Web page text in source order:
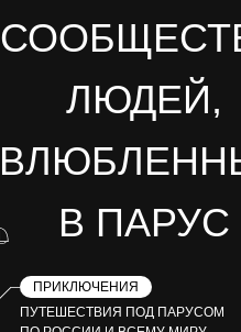
ЛЮДЕЙ,
В ПАРУС
ПУТЕШЕСТВИЯ ПОД ПАРУСОМ
ПРИКЛЮЧЕНИЯ